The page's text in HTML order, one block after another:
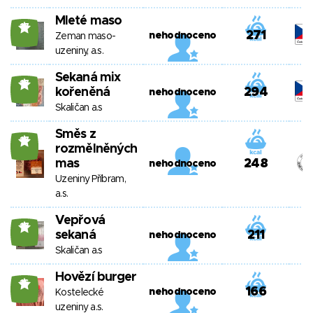
17 Mleté maso
Zeman maso-
uzeniny, a.s.
nehodnoceno 271
17
Sekaná mix
kořeněná
Skaličan a.s
nehodnoceno 294
17
Směs z
rozmělněných
mas
Uzeniny Příbram,
a.s.
nehodnoceno 248
17
Vepřová
sekaná
Skaličan a.s
nehodnoceno 211
16 Hovězí burger
Kostelecké
uzeniny a.s.
nehodnoceno 166